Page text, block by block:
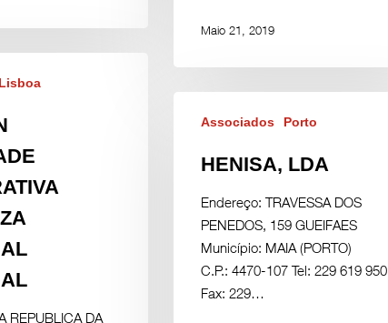
Maio 21, 2019
Lisboa
REPUBLICA DA
Associados Porto
HENISA, LDA
Endereço: TRAVESSA DOS
PENEDOS, 159 GUEIFAES
Município: MAIA (PORTO)
C.P.: 4470-107 Tel: 229 619 950
Fax: 229…